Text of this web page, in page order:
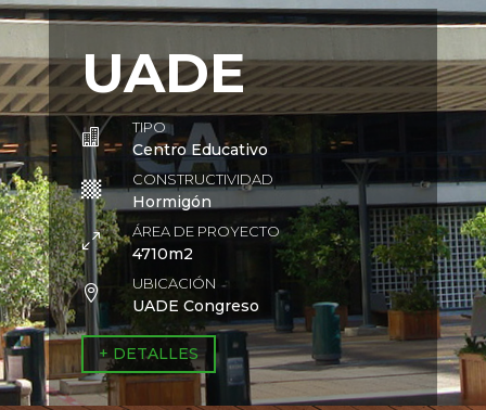
UADE
 TIPO
Centro Educativo

CONSTRUCTIVIDAD
Hormigón
0
ÁREA DE PROYECTO
4710m2

UBICACIÓN
UADE Congreso
+ DETALLES